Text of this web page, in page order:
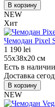
В корзину
NEW
Хит
Чемодан Pixel
1 190 lei
55х38х20 см
Есть в наличии
Доставка
В корзину
NEW